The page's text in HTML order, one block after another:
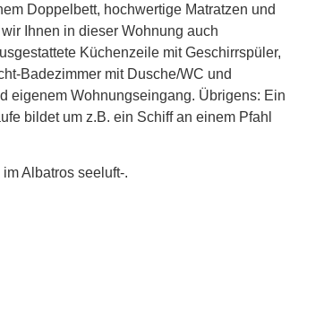
Doppelbett, hochwertige Matratzen und
Ihnen in dieser Wohnung auch
Küchenzeile mit Geschirrspüler,
Badezimmer mit Dusche/WC und
eigenem Wohnungseingang. Übrigens: Ein
bildet um z.B. ein Schiff an einem Pfahl
Albatros seeluft-.